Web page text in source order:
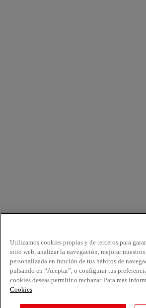
Utilizamos cookies propias y de terceros para
sitio web, analizar la navegación, mejorar
personalizada en función de tus hábitos de
pulsando en “Aceptar”, o configurar tus
cookies deseas permitir o rechazar. Para más
Cookies